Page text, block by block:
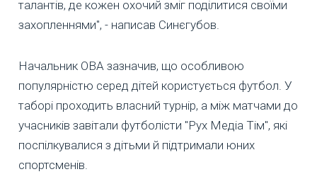
талантів, де кожен охочий зміг поділитися своїми
захопленнями", - написав Синєгубов.
Начальник ОВА зазначив, що особливою
популярністю серед дітей користується футбол. У
таборі проходить власний турнір, а між матчами до
учасників завітали футболісти "Рух Медіа Тім", які
поспілкувалися з дітьми й підтримали юних
спортсменів.